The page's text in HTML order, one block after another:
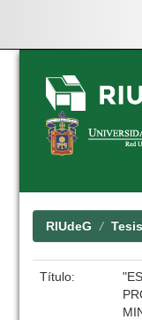
Skip
navigation
RIUdeG Tesis
Título: